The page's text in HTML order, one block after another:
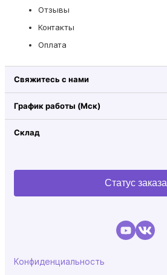
Отзывы
Контакты
Оплата
Свяжитесь с нами
График работы (Мск)
Склад
Статус заказа
Конфиденциальность